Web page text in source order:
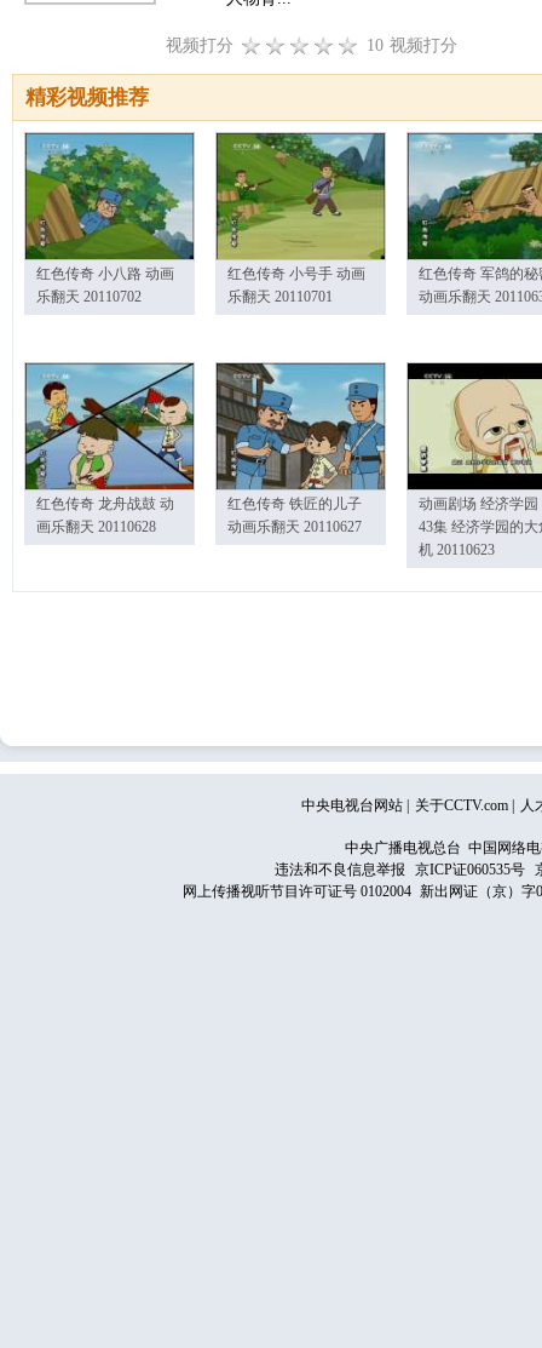
视频打分 10 视频打分
精彩视频推荐
红色传奇 小八路 动画
乐翻天 20110702
红色传奇 小号手 动画
乐翻天 20110701
红色传奇 军鸽的秘
动画乐翻天
红色传奇 龙舟战鼓 动
画乐翻天 20110628
红色传奇 铁匠的儿子
动画乐翻天 20110627
动画剧场 经济学园
43集 经济学园的大
机 20110623
中央电视台网站 关于CCTV.com 人
中央广播电视总台 中国网络
违法和不良信息举报
京ICP证060535号
网上传播视听节目许可证号 0102004 新出网证（京）